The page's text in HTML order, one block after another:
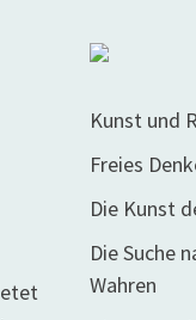
Kunst und
Freies
Die Kunst
Die Suche
Wahren